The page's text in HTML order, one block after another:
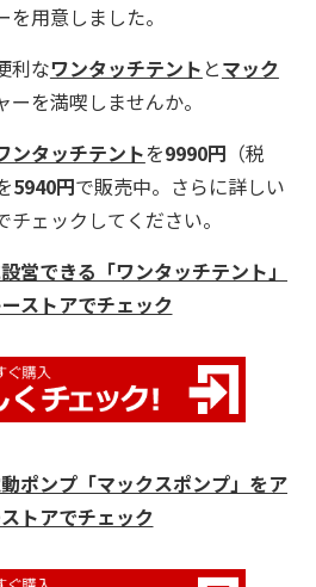
用意しました。
利なワンタッチテント とマック
を満喫しませんか。
ンタッチテントを9990円 （税
5940円で販売中。さらに詳しい
ェックしてください。
営できる「ワンタッチテント」
ストアでチェック
ポンプ「マックスポンプ」をア
トアでチェック